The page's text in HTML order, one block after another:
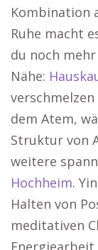
Kombination
Ruhe macht
du noch
Nähe:
dem Atem,
Struktur von
weitere
Hochheim.
Halten von
meditativen